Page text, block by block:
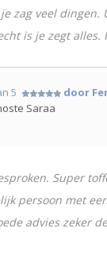
zag veel
is je zegt alles.
5 door
Saraa
Super
persoon met
advies zeker